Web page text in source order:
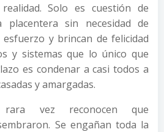
Solo es cuestión de
placentera sin necesidad de
y brincan de felicidad
y sistemas que lo único que
es condenar a casi todos a
y amargadas.
rara vez reconocen que
Se engañan toda la